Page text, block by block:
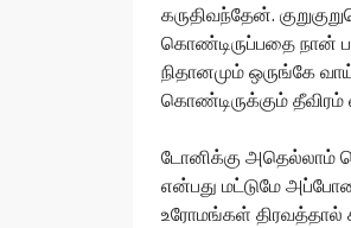
கருதிவந்தேன்.
கொண்டிருப்பதை நான்
நிதானமும் ஒருங்கே
கொண்டிருக்கும்
டோனிக்கு அதெல்லாம்
என்பது மட்டுமே
உரோமங்கள் திரவத்தால்